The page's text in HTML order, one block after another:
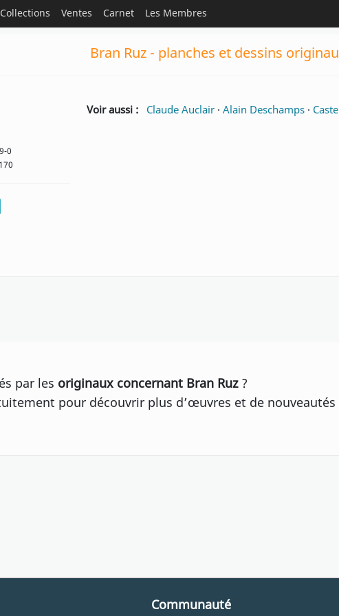
Collections Ventes Carnet Les Membres
Bran Ruz - planches et dessins
0
170
Voir aussi : Claude Auclair ·Alain Deschamps ·
par les originaux concernant Bran Ruz?
pour découvrir plus d’œuvres et de nouveautés
Communauté